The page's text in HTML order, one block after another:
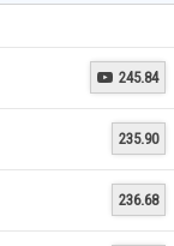
 245.84
235.90
236.68